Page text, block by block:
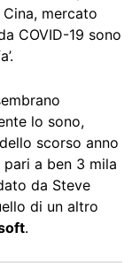
mercato
COVID-19 sono
lo sono,
scorso anno
a ben 3 mila
da Steve
di un altro
.